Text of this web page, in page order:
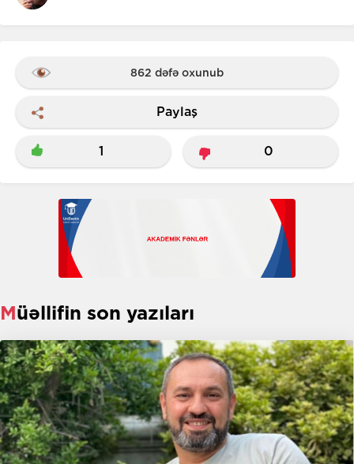
862 dəfə oxunub
Paylaş
1 0
Müəllifin son yazıları